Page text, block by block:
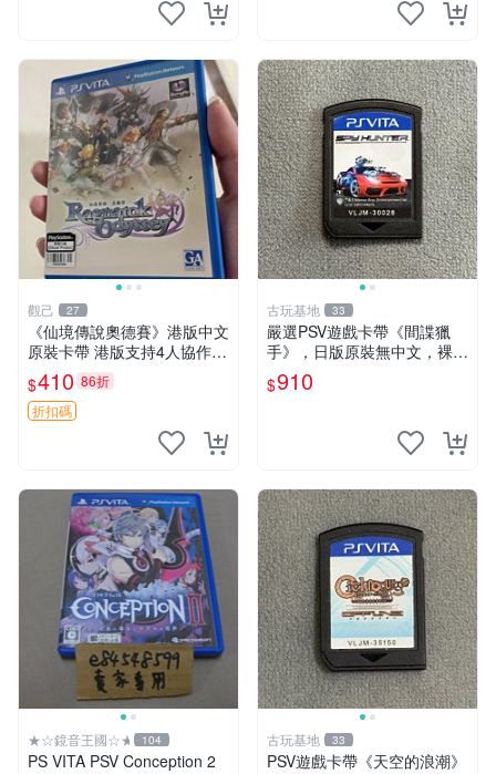
觀己 27
《仙境傳說奧德賽》港版中文
原裝卡帶 港版支持4人協作
保存完美好如新 仙境傳說 奧
德賽 港版
$410 86折
折扣碼
古玩基地 33
嚴選PSV遊戲卡帶《間諜獵
手》，日版原裝無中文，裸卡
狀態保真，金手指微瑕，實測
完美兼容。限量收藏推薦！ p
$910
★☆鏡音王國☆★ 104
PS VITA PSV Conception 2
古玩基地 33
PSV遊戲卡帶《天空的浪潮》